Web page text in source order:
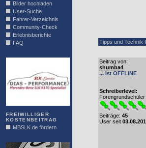
Bilder hochladen
User-Suche
Fahrer-Verzeichnis
Community-Check
Erlebnisberichte
FAQ
FREIWILLIGER
KOSTENBEITRAG
MBSLK.de fördern
Tipps und Technik
Beitrag von:
shumba4
... ist OFFLINE
Schreiberlevel:
Forengrundschüler
Beiträge: 45
User seit